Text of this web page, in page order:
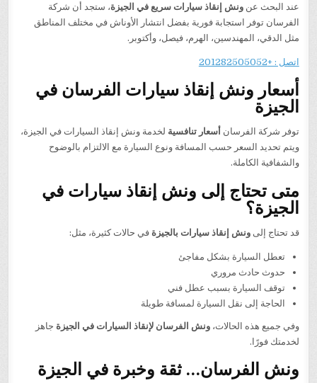
عند البحث عنونش إنقاذ سيارات سريع في الجيزة، ستجد أن شركة
الفرسان توفر استجابة فورية بفضل انتشار الأوناش في مختلف المناطق
مثل الدقي، المهندسين، الهرم، فيصل، وأكتوبر.
اتصل : +201282505052
أسعار ونش إنقاذ سيارات الفرسان في
الجيزة
توفر شركة الفرسان أسعار تنافسية لخدمة ونش إنقاذ السيارات في الجيزة،
ويتم تحديد السعر حسب المسافة ونوع السيارة مع الالتزام بالوضوح
والشفافية الكاملة.
متى تحتاج إلى ونش إنقاذ سيارات في
الجيزة؟
قد تحتاج إلىونش إنقاذ سيارات بالجيزة في حالات كثيرة، مثل:
تعطل السيارة بشكل مفاجئ
حدوث حادث مروري
توقف السيارة بسبب عطل فني
الحاجة إلى نقل السيارة لمسافة طويلة
وفي جميع هذه الحالات،ونش الفرسان لإنقاذ السيارات في الجيزة جاهز
لخدمتك فورًا.
ونش الفرسان… ثقة وخبرة في الجيزة